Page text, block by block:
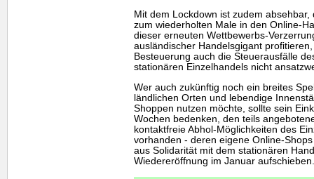
Mit dem Lockdown ist zudem
zum wiederholten Male in den Online-
dieser erneuten Wettbewerbs-
ausländischer Handelsgigant
Besteuerung auch die Steuerausfälle
stationären Einzelhandels nicht
Wer auch zukünftig noch ein breites
ländlichen Orten und lebendige
Shoppen nutzen möchte, sollte sein
Wochen bedenken, den teils
kontaktfreie Abhol-Möglichkeiten des
vorhanden - deren eigene Online-
aus Solidarität mit dem stationären
Wiedereröffnung im Januar